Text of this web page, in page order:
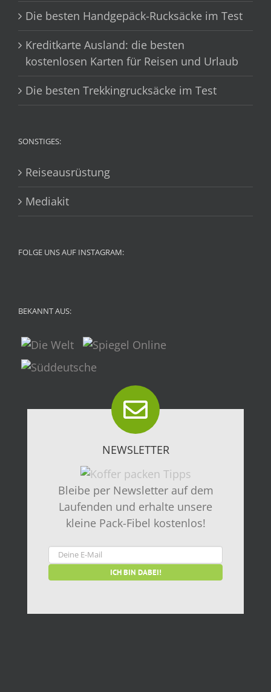
Die besten Handgepäck-Rucksäcke im Test
Kreditkarte Ausland: die besten
kostenlosen Karten für Reisen und Urlaub
Die besten Trekkingrucksäcke im Test
SONSTIGES:
Reiseausrüstung
Mediakit
FOLGE UNS AUF INSTAGRAM:
BEKANNT AUS:
NEWSLETTER
Bleibe per Newsletter auf dem
Laufenden und erhalte unsere
kleine Pack-Fibel kostenlos!